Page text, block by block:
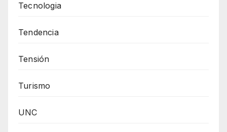
Tecnologia
Tendencia
Tensión
Turismo
UNC